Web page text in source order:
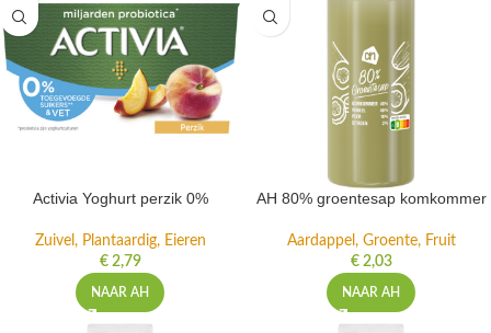
Activia Yoghurt perzik 0%
Zuivel, Plantaardig, Eieren
€2,79
NAAR AH
AH 80% groentesap komkommer
Aardappel, Groente, Fruit
€2,03
NAAR AH